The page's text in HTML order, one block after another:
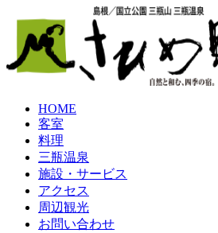
HOME
客室
料理
三瓶温泉
施設・サービス
アクセス
周辺観光
お問い合わせ